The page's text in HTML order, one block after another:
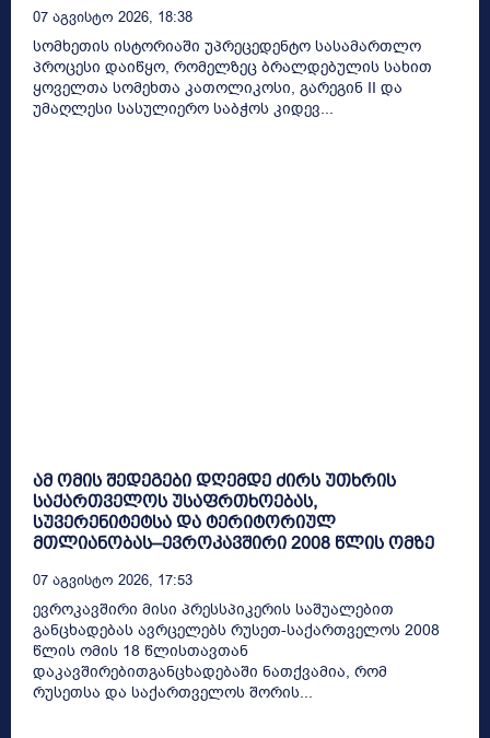
07 Აგვისტო 2026, 18:38
სომხეთის ისტორიაში უპრეცედენტო სასამართლო
პროცესი დაიწყო, რომელზეც ბრალდებულის სახით
ყოველთა სომეხთა კათოლიკოსი, გარეგინ II და
უმაღლესი სასულიერო საბჭოს კიდევ...
ამ ომის შედეგები დღემდე ძირს უთხრის
საქართველოს უსაფრთხოებას,
სუვერენიტეტსა და ტერიტორიულ
მთლიანობას–ევროკავშირი 2008 წლის ომზე
07 Აგვისტო 2026, 17:53
ევროკავშირი მისი პრესსპიკერის საშუალებით
განცხადებას ავრცელებს რუსეთ-საქართველოს 2008
წლის ომის 18 წლისთავთან
დაკავშირებითგანცხადებაში ნათქვამია, რომ
რუსეთსა და საქართველოს შორის...